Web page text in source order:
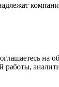
на
работы,